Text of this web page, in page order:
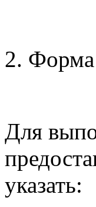
2. Форма
Для
указать: